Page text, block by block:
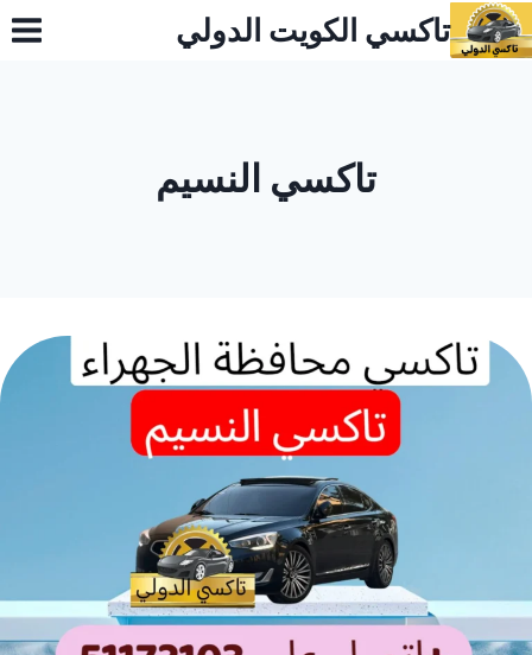
التجاوز
إلى
تاكسي الكويت الدولي
تاكسي النسيم